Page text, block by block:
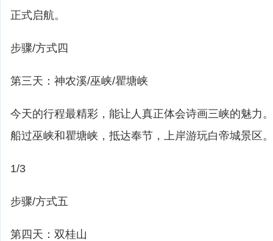
正式启航。
步骤/方式四
第三天：神农溪/巫峡/瞿塘峡
今天的行程最精彩，能让人真正体会诗画三峡的魅力
船过巫峡和瞿塘峡，抵达奉节，上岸游玩白帝城景区。
1/3
步骤/方式五
第四天：双桂山